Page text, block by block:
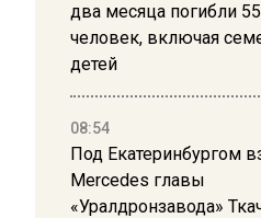
два месяца погибли 55
человек, включая
детей
08:54
Под Екатеринбургом
Mercedes главы
«Уралдронзавода»